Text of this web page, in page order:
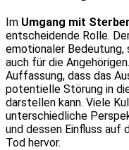
Im Umgang mit
entscheidende Rolle.
emotionaler
auch für die
Auffassung, dass das
potentielle Störung in
darstellen kann. Viele
unterschiedliche
und dessen Einfluss auf
Tod hervor.